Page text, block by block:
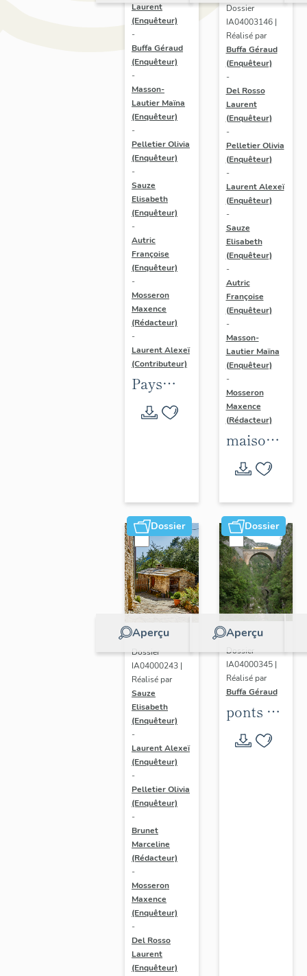
Laurent
(Enquêteur)
-
Buffa Géraud
(Enquêteur)
-
Masson-
Lautier Maïna
(Enquêteur)
-
Pelletier Olivia
(Enquêteur)
-
Sauze
Elisabeth
(Enquêteur)
-
Autric
Françoise
(Enquêteur)
-
Mosseron
Maxence
(Rédacteur)
-
Laurent Alexeï
(Contributeur)
Pays
Asses,
Verdon,
Dossier
IA04003146 |
Réalisé par
Buffa Géraud
(Enquêteur)
-
Del Rosso
Laurent
(Enquêteur)
-
Pelletier Olivia
(Enquêteur)
-
Laurent Alexeï
(Enquêteur)
-
Sauze
Elisabeth
(Enquêteur)
-
Autric
Françoise
(Enquêteur)
-
Masson-
Lautier Maïna
(Enquêteur)
-
Mosseron
Maxence
(Rédacteur)
maisons
du Pays
Asses,
Verdon,
Vaïre,
Var
Dossier
Aperçu
Dossier
IA04000243 |
Réalisé par
Sauze
Elisabeth
(Enquêteur)
-
Laurent Alexeï
(Enquêteur)
-
Pelletier Olivia
(Enquêteur)
-
Brunet
Marceline
(Rédacteur)
-
Mosseron
Maxence
(Enquêteur)
-
Del Rosso
Laurent
(Enquêteur)
Dossier
Aperçu
Dossier
IA04000345 |
Réalisé par
Buffa Géraud
ponts du
Pays
Asses,